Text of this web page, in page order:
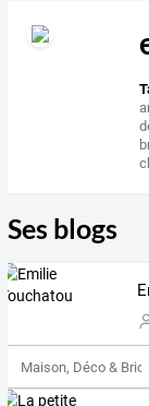
Ses blogs
Maison, Déco &